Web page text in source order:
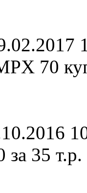
70
35